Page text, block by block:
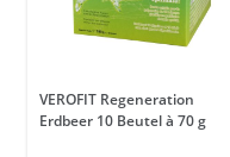
VEROFIT Regeneration
Erdbeer 10 Beutel à 70 g